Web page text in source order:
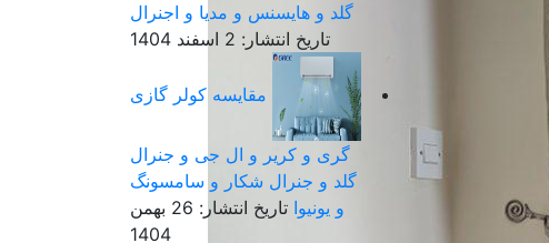
گلد و هایسنس و مدیا و اجنرال
تاریخ انتشار: 2 اسفند 1404
مقایسه کولر گازی
گری و کریر و ال جی و جنرال
گلد و جنرال شکار و سامسونگ
و یونیوا
تاریخ انتشار: 26 بهمن
1404